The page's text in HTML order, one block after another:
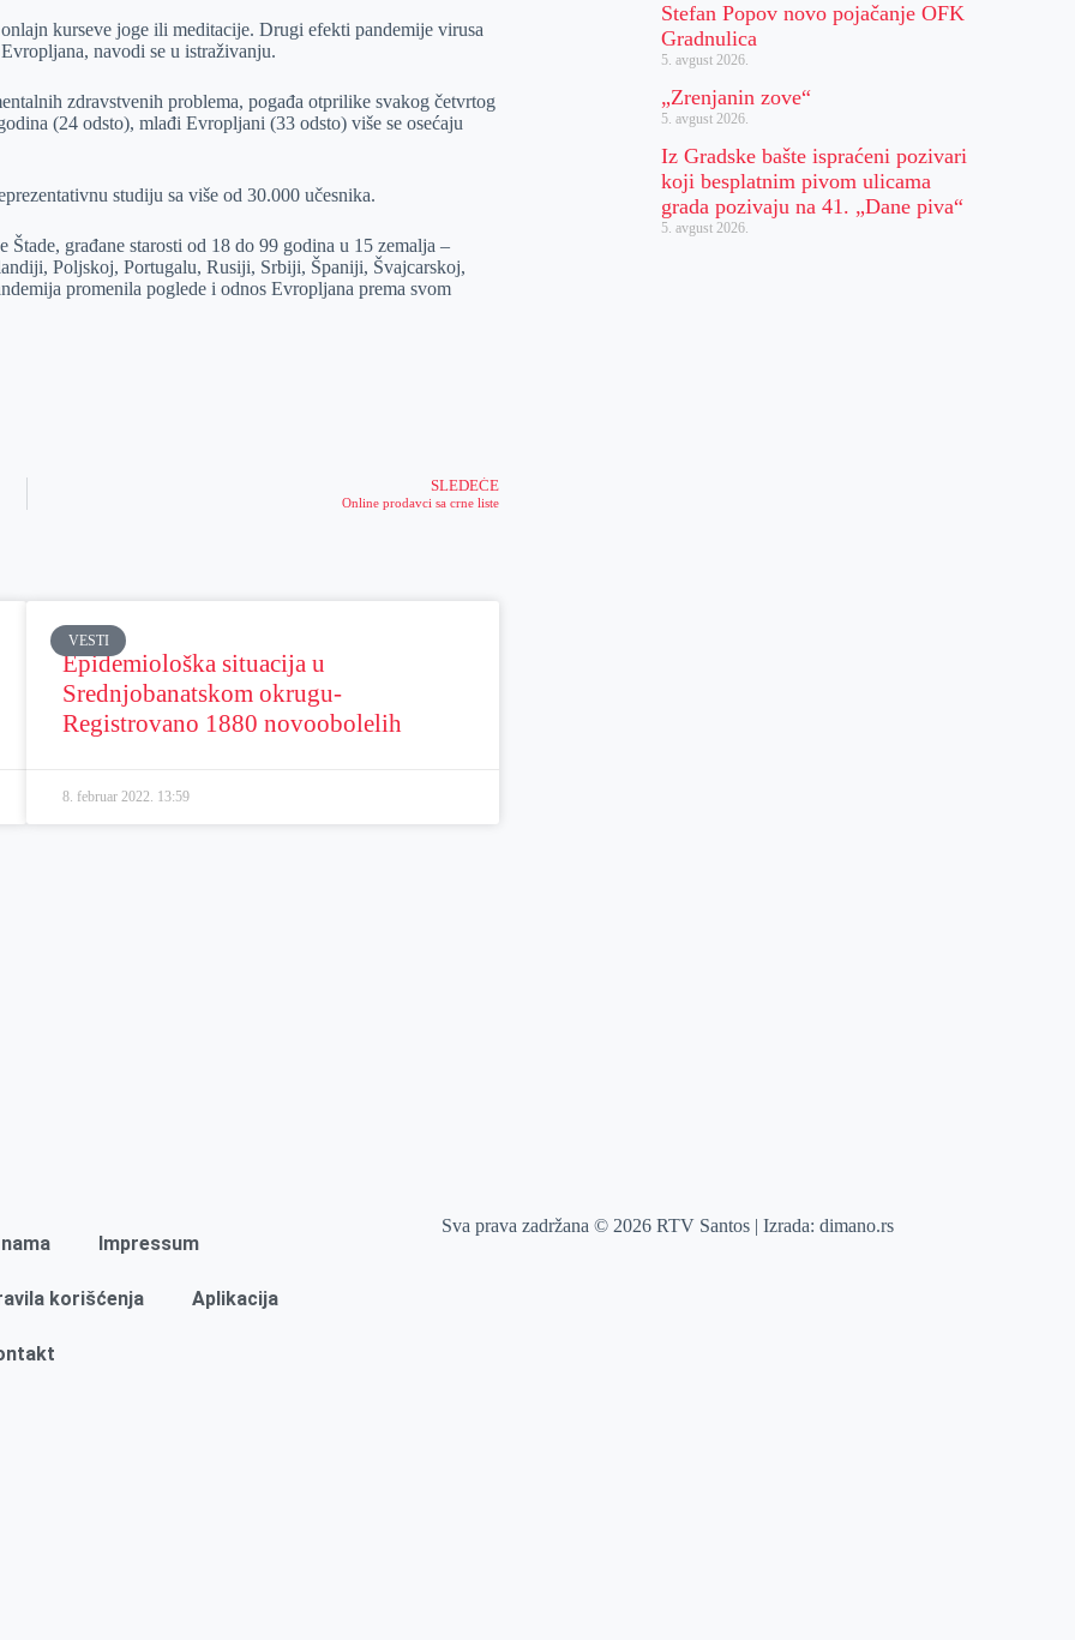
kurseve joge ili meditacije. Drugi efekti pandemije virusa
navodi se u istraživanju.
zdravstvenih problema, pogađa otprilike svakog četvrtog
(24 odsto), mlađi Evropljani (33 odsto) više se osećaju
studiju sa više od 30.000 učesnika.
građane starosti od 18 do 99 godina u 15 zemalja –
Poljskoj, Portugalu, Rusiji, Srbiji, Španiji, Švajcarskoj,
promenila poglede i odnos Evropljana prema svom
SLEDEĆE
Online prodavci sa crne liste
VESTI
Epidemiološka situacija u
Srednjobanatskom okrugu-
Registrovano 1880 novoobolelih
8. februar 2022. 13:59
Stefan Popov novo pojačanje OFK
Gradnulica
5. avgust 2026.
„Zrenjanin zove“
5. avgust 2026.
Iz Gradske bašte ispraćeni pozivari
koji besplatnim pivom ulicama
grada pozivaju na 41. „Dane piva“
5. avgust 2026.
Impressum
korišćenja Aplikacija
Sva prava zadržana © 2026 RTV Santos | Izrada:dimano.rs